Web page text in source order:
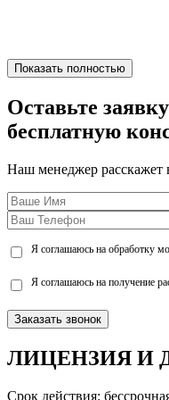
Показать полностью
Оставьте
бесплатную
Наш менеджер расскажет
Я соглашаюсь на обработку
Я соглашаюсь на получение
ЛИЦЕНЗИЯ И
Срок действия: